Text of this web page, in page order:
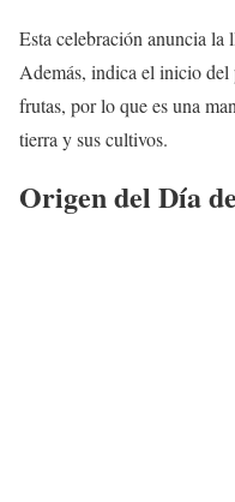
Esta celebración anuncia la
Además, indica el inicio
frutas, por lo que es una
tierra y sus cultivos.
Origen del Día